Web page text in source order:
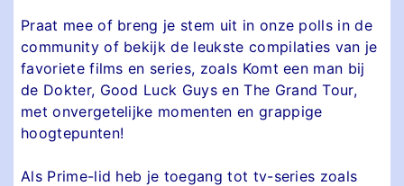
Praat mee of breng je stem uit in onze polls in de
community of bekijk de leukste compilaties van je
favoriete films en series, zoals Komt een man bij
de Dokter, Good Luck Guys en The Grand Tour,
met onvergetelijke momenten en grappige
hoogtepunten!
Als Prime-lid heb je toegang tot tv-series zoals